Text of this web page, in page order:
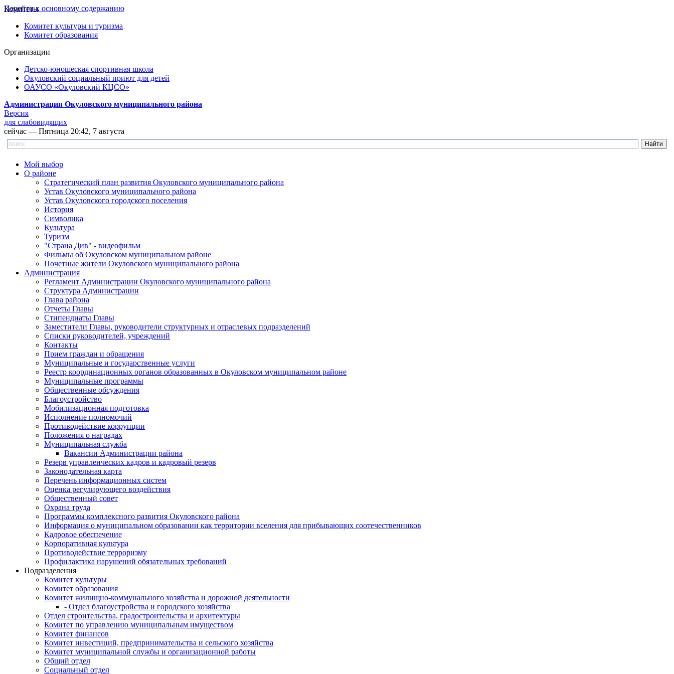
Перейти к основному содержанию
Комитеты
Комитет культуры и туризма
Комитет образования
Организации
Детско-юношеская спортивная школа
Окуловский социальный приют для детей
ОАУСО «Окуловский КЦСО»
Администрация Окуловского муниципального района
Версия
для слабовидящих
сейчас — Пятница 20:42, 7 августа
Мой выбор
О районе
Стратегический план развития Окуловского муниципального района
Устав Окуловского муниципального района
Устав Окуловского городского поселения
История
Символика
Культура
Туризм
"Страна Див" - видеофильм
Фильмы об Окуловском муниципальном районе
Почетные жители Окуловского муниципального района
Администрация
Регламент Администрации Окуловского муниципального района
Структура Администрации
Глава района
Отчеты Главы
Стипендиаты Главы
Заместители Главы, руководители структурных и отраслевых подразделений
Списки руководителей, учреждений
Контакты
Прием граждан и обращения
Муниципальные и государственные услуги
Реестр координационных органов образованных в Окуловском муниципальном районе
Муниципальные программы
Общественные обсуждения
Благоустройство
Мобилизационная подготовка
Исполнение полномочий
Противодействие коррупции
Положения о наградах
Муниципальная служба
Вакансии Администрации района
Резерв управленческих кадров и кадровый резерв
Законодательная карта
Перечень информационных систем
Оценка регулирующего воздействия
Общественный совет
Охрана труда
Программы комплексного развития Окуловского района
Информация о муниципальном образовании как территории вселения для прибывающих соотечественников
Кадровое обеспечение
Корпоративная культура
Противодействие терроризму
Профилактика нарушений обязательных требований
Подразделения
Комитет культуры
Комитет образования
Комитет жилищно-коммунального хозяйства и дорожной деятельности
- Отдел благоустройства и городского хозяйства
Отдел строительства, градостроительства и архитектуры
Комитет по управлению муниципальным имуществом
Комитет финансов
Комитет инвестиций, предпринимательства и сельского хозяйства
Комитет муниципальной службы и организационной работы
Общий отдел
Социальный отдел